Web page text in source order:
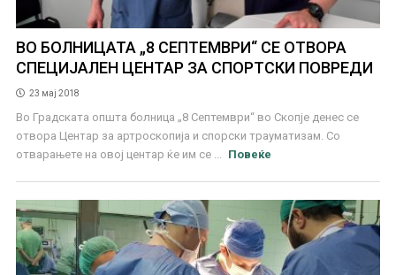
ВО БОЛНИЦАТА „8 СЕПТЕМВРИ“ СЕ ОТВОРА
СПЕЦИЈАЛЕН ЦЕНТАР ЗА СПОРТСКИ ПОВРЕДИ
23 мај 2018
Во Градската општа болница „8 Септември“ во Скопје денес се
отвора Центар за артроскопија и спорски трауматизам. Со
отварањете на овој центар ќе им се ...
Повеќе